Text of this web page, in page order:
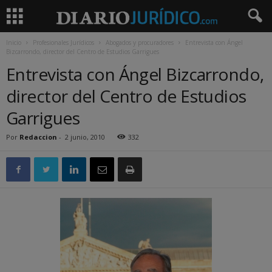
Inicio Profesionales Jurídicos Abogados y procuradores
Entrevista con Ángel
Bizcarrondo, director del Centro de Estudios Garrigues
Entrevista con Ángel Bizcarrondo,
director del Centro de Estudios
Garrigues
Por Redaccion - 2 junio, 2010 332